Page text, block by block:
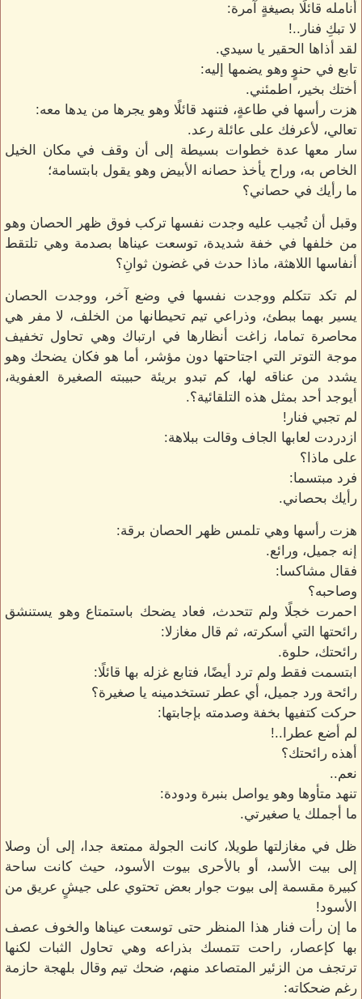
أنامله قائلًا بصيغةٍ آمرة:
لا تبكِ فنار..!
لقد أذاها الحقير يا سيدي.
تابع في حنوٍ وهو يضمها إليه:
أختك بخير، اطمئني.
هزت رأسها في طاعةٍ، فتنهد قائلًا وهو يجرها من يدها معه:
تعالي، لأعرفك على عائلة رعد.
سار معها عدة خطوات بسيطة إلى أن وقف في مكان الخيل
الخاص به، وراح يأخذ حصانه الأبيض وهو يقول بابتسامة؛
ما رأيك في حصاني؟
وقبل أن تُجيب عليه وجدت نفسها تركب فوق ظهر الحصان وهو
من خلفها في خفة شديدة، توسعت عيناها بصدمة وهي تلتقط
أنفاسها اللاهثة، ماذا حدث في غضون ثوانِ؟
لم تكد تتكلم ووجدت نفسها في وضع آخر، ووجدت الحصان
يسير بهما ببطئ، وذراعي تيم تحيطانها من الخلف، لا مفر هي
محاصرة تماما، زاغت أنظارها في ارتباك وهي تحاول تخفيف
موجة التوتر التي اجتاحتها دون مؤشر، أما هو فكان يضحك وهو
يشدد من عناقه لها، كم تبدو بريئة حبيبته الصغيرة العفوية،
أيوجد أحد بمثل هذه التلقائية؟.
لم تجبي فنار!
ازدردت لعابها الجاف وقالت ببلاهة:
على ماذا؟
فرد مبتسما:
رأيك بحصاني.
هزت رأسها وهي تلمس ظهر الحصان برقة:
إنه جميل، ورائع.
فقال مشاكسا:
وصاحبه؟
احمرت خجلًا ولم تتحدث، فعاد يضحك باستمتاع وهو يستنشق
رائحتها التي أسكرته، ثم قال مغازلا:
رائحتك، حلوة.
ابتسمت فقط ولم ترد أيضًا، فتابع غزله بها قائلًا:
رائحة ورد جميل، أي عطر تستخدمينه يا صغيرة؟
حركت كتفيها بخفة وصدمته بإجابتها:
لم أضع عطرا..!
أهذه رائحتك؟
نعم..
تنهد متأوها وهو يواصل بنبرة ودودة:
ما أجملك يا صغيرتي.
ظل في مغازلتها طويلا، كانت الجولة ممتعة جدا، إلى أن وصلا
إلى بيت الأسد، أو بالأحرى بيوت الأسود، حيث كانت ساحة
كبيرة مقسمة إلى بيوت جوار بعض تحتوي على جيشٍ عريق من
الأسود!
ما إن رأت فنار هذا المنظر حتى توسعت عيناها والخوف عصف
بها كإعصار، راحت تتمسك بذراعه وهي تحاول الثبات لكنها
ترتجف من الزئير المتصاعد منهم، ضحك تيم وقال بلهجة حازمة
رغم ضحكاته: